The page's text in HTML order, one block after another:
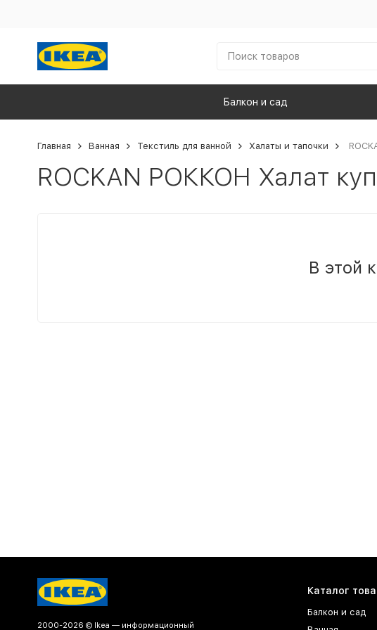
Балкон и сад
Главная Ванная Текстиль для ванной Халаты и тапочки
ROCKAN РОККОН Халат
В этой
2000-2026 © Ikea — информационный
Каталог
Балкон и сад